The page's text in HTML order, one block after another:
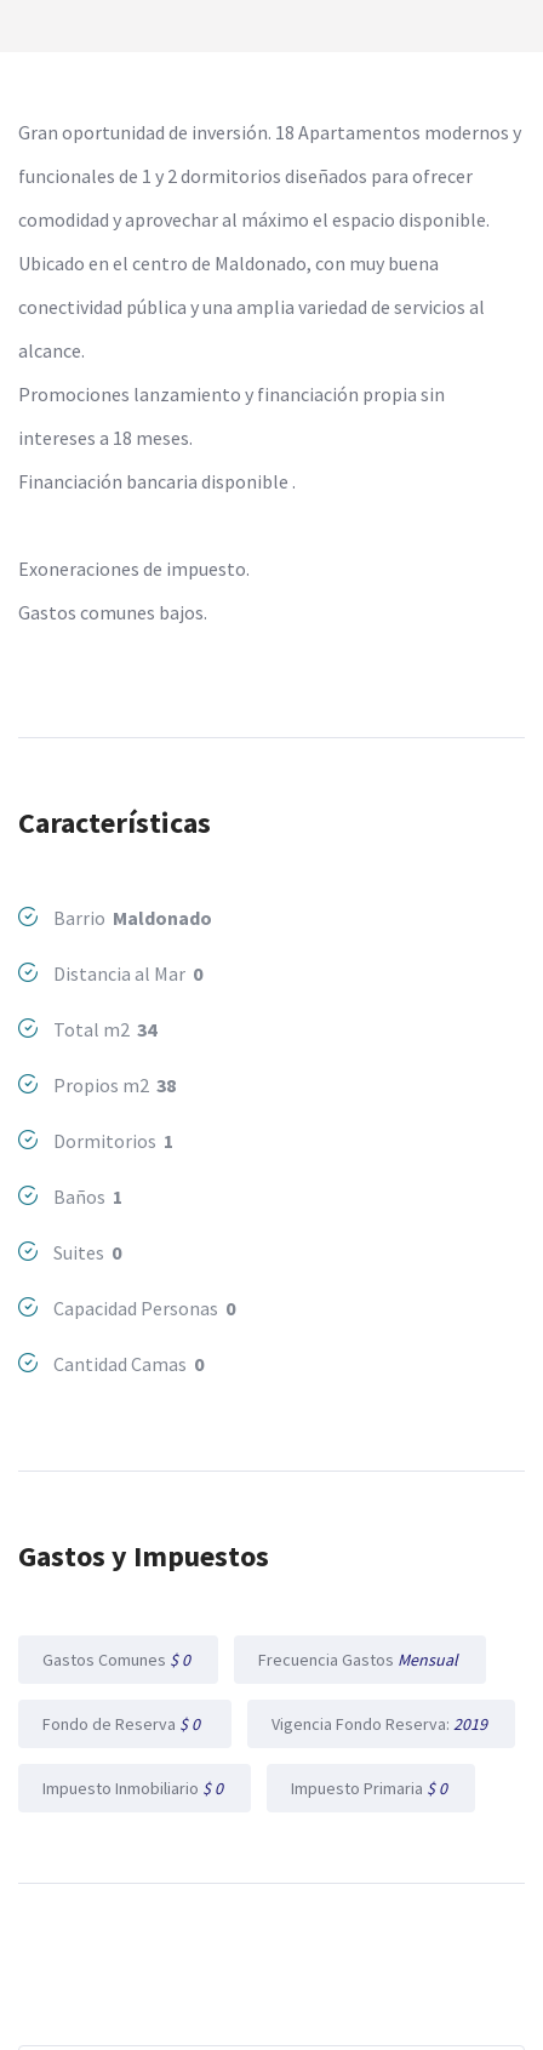
Gran oportunidad de inversión. 18 Apartamentos modernos y
funcionales de 1 y 2 dormitorios diseñados para ofrecer
comodidad y aprovechar al máximo el espacio disponible.
Ubicado en el centro de Maldonado, con muy buena
conectividad pública y una amplia variedad de servicios al
alcance.
Promociones lanzamiento y financiación propia sin
intereses a 18 meses.
Financiación bancaria disponible .
Exoneraciones de impuesto.
Gastos comunes bajos.
Características
Barrio Maldonado
Distancia al Mar 0
Total m2 34
Propios m2 38
Dormitorios 1
Baños 1
Suites 0
Capacidad Personas 0
Cantidad Camas 0
Gastos y Impuestos
Gastos Comunes $ 0 Frecuencia Gastos Mensual
Fondo de Reserva $ 0 Vigencia Fondo Reserva: 2019
Impuesto Inmobiliario $ 0 Impuesto Primaria $ 0